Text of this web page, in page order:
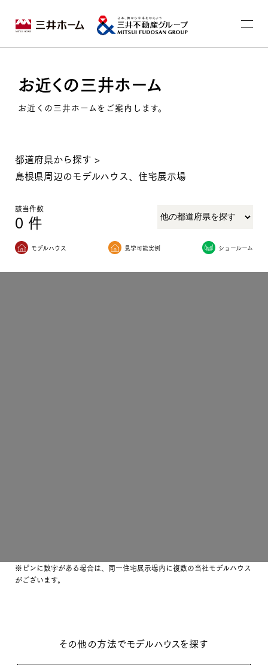
お近くの三井ホーム
お近くの三井ホームをご案内します。
都道府県から探す >
島根県周辺のモデルハウス、住宅展示場
該当件数
0 件
モデルハウス 見学可能実例 ショールーム
※ピンに数字がある場合は、同一住宅展示場内に複数の当社モデルハウス
がございます。
その他の方法でモデルハウスを探す